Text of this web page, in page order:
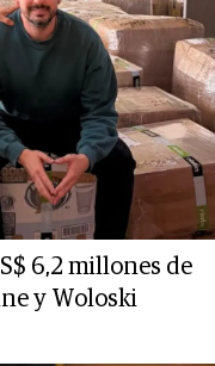
6,2 millones de
y Woloski